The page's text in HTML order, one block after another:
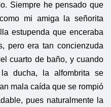
Siempre he pensado que
mi amiga la señorita
estupenda que enceraba
pero era tan concienzuda
cuarto de baño, y cuando
ducha, la alfombrita se
mala caída que se rompió
pues naturalmente la